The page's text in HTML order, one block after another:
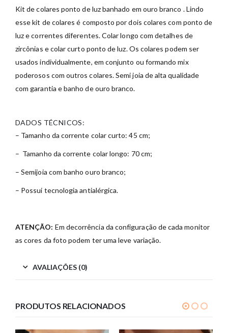
Kit de colares ponto de luz banhado em ouro branco . Lindo
esse kit de colares é composto por dois colares com ponto de
luz e correntes diferentes. Colar longo com detalhes de
zircônias e colar curto ponto de luz. Os colares podem ser
usados individualmente, em conjunto ou formando mix
poderosos com outros colares. Semi joia de alta qualidade
com garantia e banho de ouro branco.
DADOS TÉCNICOS:
– Tamanho da corrente colar curto: 45 cm;
– Tamanho da corrente colar longo: 70 cm;
– Semijoia com banho ouro branco;
– Possui tecnologia antialérgica.
ATENÇÃO: Em decorrência da configuração de cada monitor
as cores da foto podem ter uma leve variação.
AVALIAÇÕES (0)
PRODUTOS RELACIONADOS